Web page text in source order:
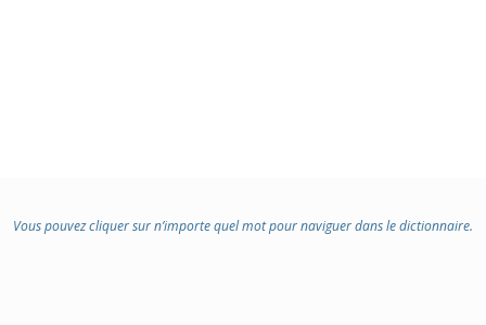
Vous pouvez cliquer sur n’importe quel mot pour naviguer dans le dictionnaire.